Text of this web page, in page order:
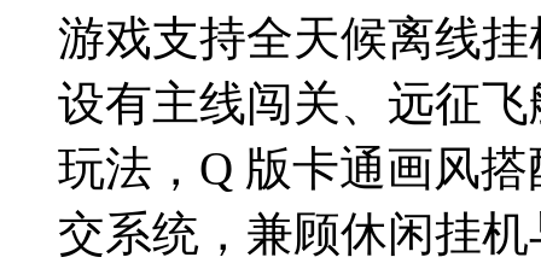
游戏支持全天候离线
设有主线闯关、远征
玩法，Q 版卡通画风
交系统，兼顾休闲挂